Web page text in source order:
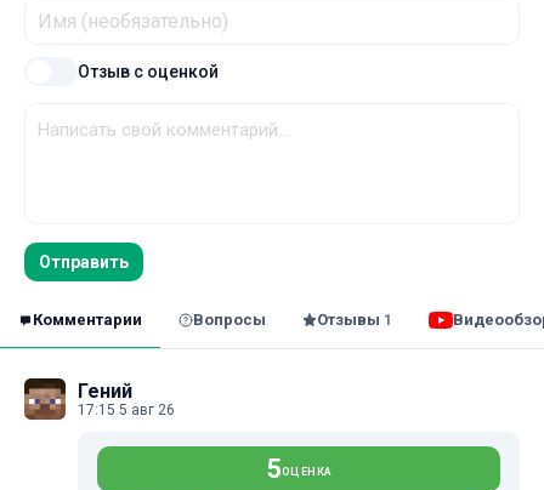
Отзыв с оценкой
Отправить
Комментарии Вопросы Отзывы 1
Гений
17:15 5 авг 26
5ОЦЕНКА